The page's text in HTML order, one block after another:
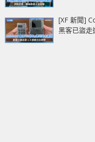
[XF 新聞]
黑客已盜走